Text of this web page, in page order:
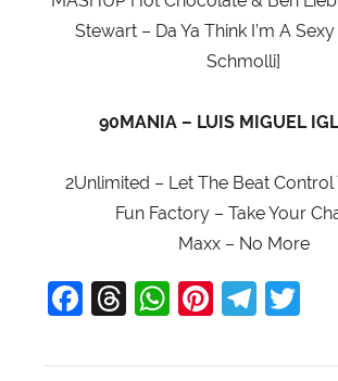
Stewart – Da Ya Think I’m A
Schmolli]
90MANIA – LUIS MIGUEL
2Unlimited – Let The Beat
Fun Factory – Take Your
Maxx – No More
F
T
W Pi
T